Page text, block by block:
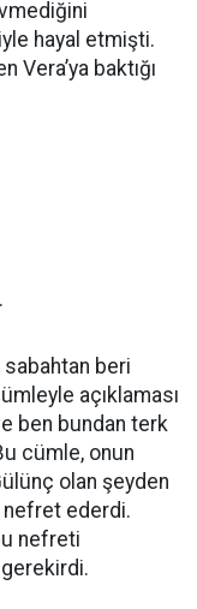
hayal etmişti.
Vera’ya baktığı
sabahtan beri
açıklaması
ben bundan terk
cümle, onun
olan şeyden
nefret ederdi.
nefreti